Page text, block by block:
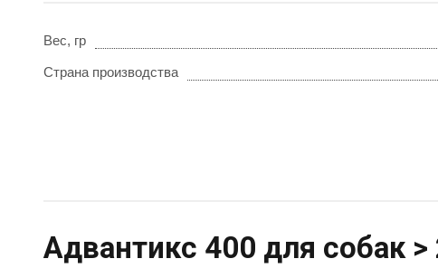
Вес, гр
Страна производства
Адвантикс 400 для собак